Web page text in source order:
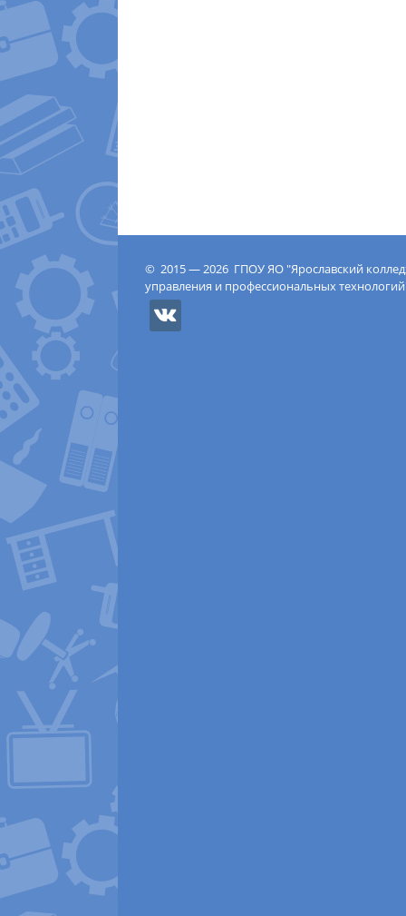
© 2015 — 2026 ГПОУ ЯО "Ярославский
управления и профессиональных